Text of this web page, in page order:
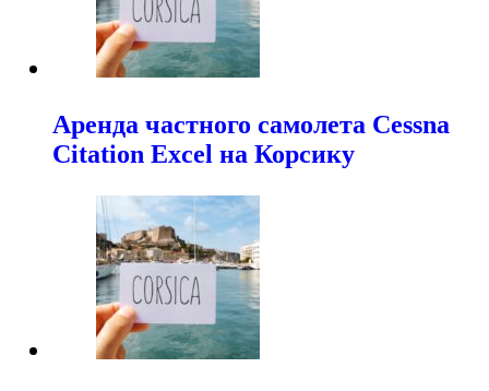
Аренда частного самолета Cessna
Citation Excel на Корсику